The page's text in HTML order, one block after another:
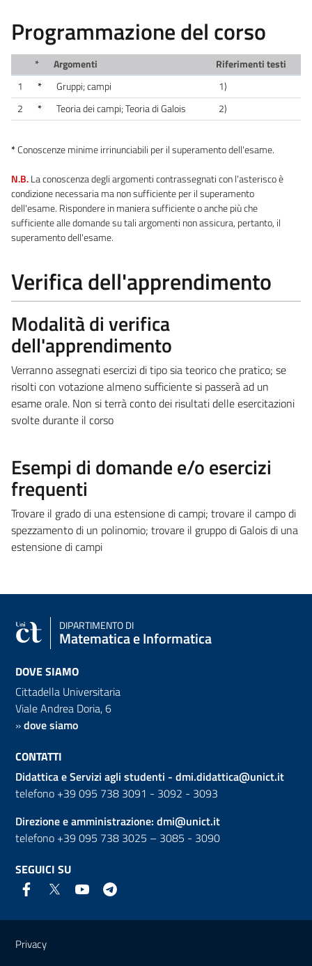
Programmazione del corso
* Argomenti
Riferimenti testi
1
* Gruppi; campi
1)
2
* Teoria dei campi; Teoria di Galois 2)
*Conoscenze minime irrinunciabili per il superamento dell'esame.
N.B.La conoscenza degli argomenti contrassegnati con l'asterisco è
condizione necessaria ma non sufficiente per il superamento
dell'esame. Rispondere in maniera sufficiente o anche più che
sufficiente alle domande su tali argomenti non assicura, pertanto, il
superamento dell'esame.
Verifica dell'apprendimento
Modalità di verifica
dell'apprendimento
Verranno assegnati esercizi di tipo sia teorico che pratico; se
risolti con votazione almeno sufficiente si passerà ad un
esame orale. Non si terrà conto dei risultati delle esercitazioni
svolte durante il corso
Esempi di domande e/o esercizi
frequenti
Trovare il grado di una estensione di campi; trovare il campo di
spezzamento di un polinomio; trovare il gruppo di Galois di una
estensione di campi
DIPARTIMENTO DI
Matematica e Informatica
DOVE SIAMO
Cittadella Universitaria
Viale Andrea Doria, 6
»dove siamo
CONTATTI
Didattica e Servizi agli studenti - dmi.didattica@unict.it
telefono +39 095 738 3091 - 3092 - 3093
Direzione e amministrazione: dmi@unict.it
telefono +39 095 738 3025 – 3085 - 3090
SEGUICI SU
Link e informazioni utili
Privacy